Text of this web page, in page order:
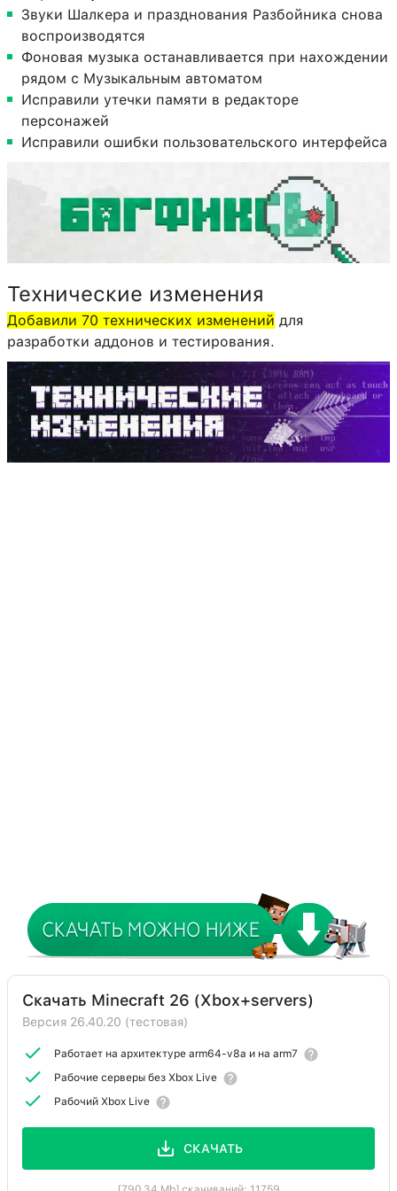
Звуки Шалкера и празднования Разбойника снова
воспроизводятся
Фоновая музыка останавливается при нахождении
рядом с Музыкальным автоматом
Исправили утечки памяти в редакторе
персонажей
Исправили ошибки пользовательского интерфейса
Технические изменения
Добавили 70 технических изменений для
разработки аддонов и тестирования.
Скачать Minecraft 26 (Xbox+servers)
Версия 26.40.20 (тестовая)
Работает на архитектуре arm64-v8a и на arm7
Рабочие серверы без Xbox Live
Рабочий Xbox Live
СКАЧАТЬ